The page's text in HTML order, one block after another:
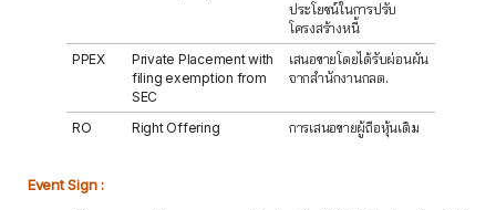
ประโยชน์ในการปรับ
โครงสร้างหนี้
PPEX
Private Placement with
filing exemption from
SEC
เสนอขายโดยได้รับผ่อนผัน
จากสำนักงานกลต.
RO Right Offering การเสนอขายผู้ถือหุ้นเดิม
Event Sign :